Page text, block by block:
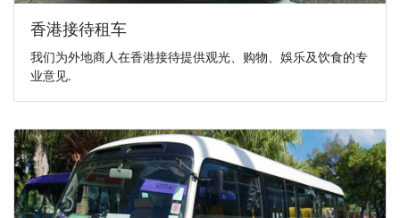
香港接待租车
我们为外地商人在香港接待提供观光、购物、娛乐及饮食的专
业意见.